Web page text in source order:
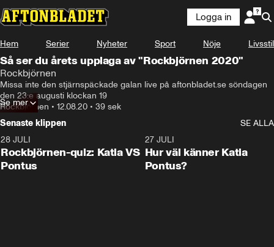
Logga in
Hem Serier Nyheter Sport Nöje Livsstil
Så ser du årets upplaga av "Rockbjörnen 2020"
Rockbjörnen
Missa inte den stjärnspäckade galan live på aftonbladet.se söndagen
den 23:e augusti klockan 19
Rockbjörnen • 12.08.20 • 39 sek
Se mer
Senaste klippen
SE ALLA
28 JULI
Rockbjörnen-quiz: Katia VS
Pontus
27 JULI
Hur väl känner Katia
Pontus?